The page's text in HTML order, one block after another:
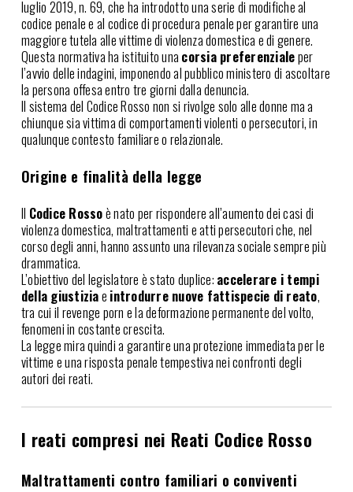
luglio 2019, n. 69, che ha introdotto una serie di modifiche al
codice penale e al codice di procedura penale per garantire una
maggiore tutela alle vittime di violenza domestica e di genere.
Questa normativa ha istituito una corsia preferenzialeper
l’avvio delle indagini, imponendo al pubblico ministero di ascoltare
la persona offesa entro tre giorni dalla denuncia.
Il sistema del Codice Rosso non si rivolge solo alle donne ma a
chiunque sia vittima di comportamenti violenti o persecutori, in
qualunque contesto familiare o relazionale.
Origine e finalità della legge
Il Codice Rossoè nato per rispondere all’aumento dei casi di
violenza domestica, maltrattamenti e atti persecutori che, nel
corso degli anni, hanno assunto una rilevanza sociale sempre più
drammatica.
L’obiettivo del legislatore è stato duplice: accelerare i tempi
della giustiziae introdurre nuove fattispecie di reato,
tra cui il revenge porn e la deformazione permanente del volto,
fenomeni in costante crescita.
La legge mira quindi a garantire una protezione immediata per le
vittime e una risposta penale tempestiva nei confronti degli
autori dei reati.
I reati compresi nei Reati Codice Rosso
Maltrattamenti contro familiari o conviventi